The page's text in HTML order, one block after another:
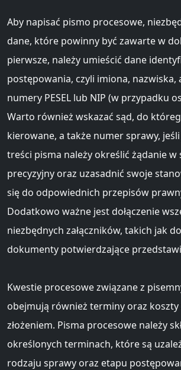
Aby napisać pismo procesowe,
dane, które powinny być zawarte w
pierwsze, należy umieścić dane
postępowania, czyli imiona, nazwiska,
numery PESEL lub NIP (w przypadku
Warto również wskazać sąd, do
kierowane, a także numer sprawy,
treści pisma należy określić żądanie w
precyzyjny oraz uzasadnić swoje
się do odpowiednich przepisów
Dodatkowo ważne jest dołączenie
niezbędnych załączników, takich jak
dokumenty potwierdzające
Kwestie procesowe związane z
obejmują również terminy oraz koszty
złożeniem. Pisma procesowe należy
określonych terminach, które są
rodzaju sprawy oraz etapu